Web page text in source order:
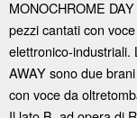
MONOCHROME
pezzi cantati con
elettronico-industriali.
AWAY sono due
con voce da